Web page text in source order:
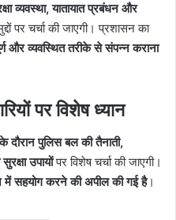
व्यवस्था, यातायात प्रबंधन और
पर चर्चा की जाएगी। प्रशासन का
और व्यवस्थित तरीके से संपन्न कराना
पर विशेष ध्यान
के दौरान पुलिस बल की तैनाती,
उपायोंपर विशेष चर्चा की जाएगी।
में सहयोग करने की अपील की गई है।